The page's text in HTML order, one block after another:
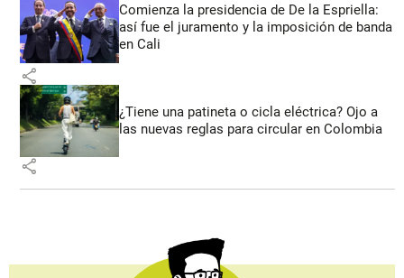
Comienza la presidencia de De la Espriella:
así fue el juramento y la imposición de banda
en Cali
share
¿Tiene una patineta o cicla eléctrica? Ojo a
las nuevas reglas para circular en Colombia
share